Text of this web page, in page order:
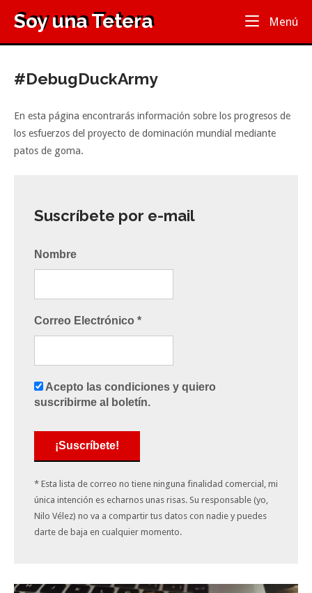
Inicio
Soy una Tetera Menú
#DebugDuckArmy
En esta página encontrarás información sobre los progresos de
los esfuerzos del proyecto de dominación mundial mediante
patos de goma.
Suscríbete por e-mail
Nombre
Correo Electrónico *
Acepto las condiciones y quiero
suscribirme al boletín.
* Esta lista de correo no tiene ninguna finalidad comercial, mi
única intención es echarnos unas risas. Su responsable (yo,
Nilo Vélez) no va a compartir tus datos con nadie y puedes
darte de baja en cualquier momento.